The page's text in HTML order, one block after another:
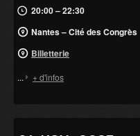
20:00 – 22:30
Nantes – Cité des Congrès
Billetterie
... + d'infos